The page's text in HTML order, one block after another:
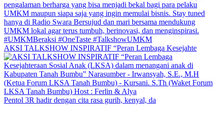
AKSI TALKSHOW INSPIRATIF “Peran Lembaga Kesejahte
Pentol 3R hadir dengan cita rasa gurih, kenyal, da